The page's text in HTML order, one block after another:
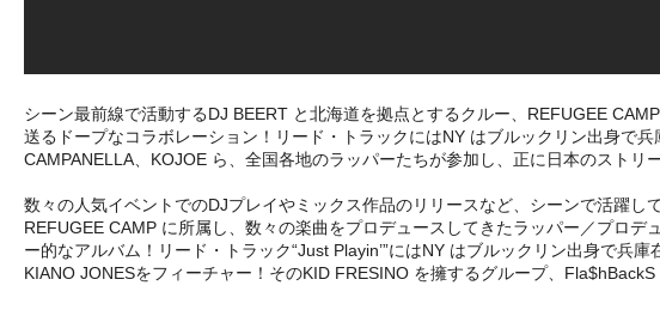
シーン最前線で活動するDJ BEERT と北海道を拠点とするクルー、REFUGEE
送るドープなコラボレーション！リード・トラックにはNY はブルックリン出身で
CAMPANELLA、KOJOE ら、全国各地のラッパーたちが参加し、正に日本のストリ
数々の人気イベントでのDJプレイやミックス作品のリリースなど、シーンで活躍
REFUGEE CAMP に所属し、数々の楽曲をプロデュースしてきたラッパー／プロ
ー的なアルバム！リード・トラック“Just Playin’”にはNY はブルックリン出身で兵
KIANO JONESをフィーチャー！そのKID FRESINO を擁するグループ、